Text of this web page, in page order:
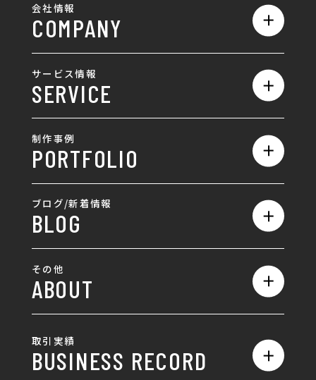
会社情報
COMPANY
会社概要
採用情報
サービス情報
SERVICE
ホームページ制作
採用サイト制作
SEO対策
AIO対策
ロゴ製作・ロゴデザイン
名刺制作・名刺デザイン
制作事例
PORTFOLIO
全て
ホームページ
ロゴ
名刺/カード
チラシ/パンフレット
ポスター
ブログ/新着情報
BLOG
お知らせ
採用情報
その他
ABOUT
お客様の声
取引実績
BUSINESS RECORD